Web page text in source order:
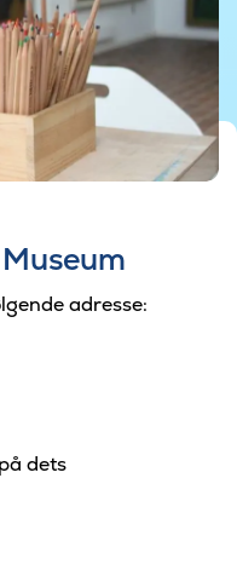
adresse:
dets